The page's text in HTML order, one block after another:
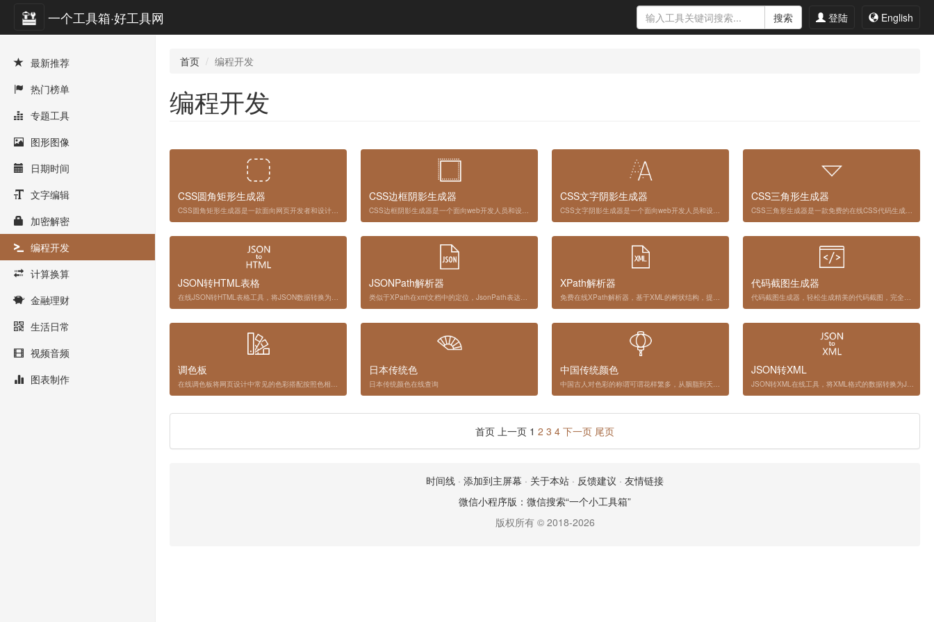
一个工具箱·好工具网 搜索 登陆 English
最新推荐
热门榜单
专题工具
图形图像
日期时间
文字编辑
加密解密
编程开发
计算换算
金融理财
生活日常
视频音频
图表制作
首页 编程开发
编程开发
CSS圆角矩形生成器
CSS圆角矩形生成器是一款面向网页开发者和设计师的CSS代码生成工具，旨在通过纯CSS实现自定义圆角效果。该工具简化了生成圆角矩形的过程，无需借助图像或复杂的JavaScript，同时提供了一个直观的界面，可根据您的需求定制CSS圆角样式。
CSS边框阴影生成器
CSS边框阴影生成器是一个面向web开发人员和设计师的在线CSS代码生成工具，简化了创建CSS边框阴影效果的过程。它提供了一个图形界面来自定义边框阴影属性，并允许您直观地调整阴影设置，生成相应的CSS代码。
CSS文字阴影生成器
CSS文字阴影生成器是一个面向web开发人员和设计师的在线CSS代码生成工具，简化了创建CSS文本阴影效果的过程。它提供了一个图形界面来自定义CSS文本阴影属性，并允许您直观地调整阴影设置，立即生成相应的CSS代码。
CSS三角形生成器
CSS三角形生成器是一款免费的在线CSS代码生成工具，旨在帮助Web开发人员和设计师使用纯CSS创建自定义三角形。它简化了生成三角形的流程，无需借助图像或复杂的JavaScript，并提供了一个直观的界面，可根据您的需求定制CSS三角形。
JSON转HTML表格
在线JSON转HTML表格工具，将JSON数据转换为HTML表格（Table）格式，支持通过URL加载远程JSON数据。
JSONPath解析器
类似于XPath在xml文档中的定位，JsonPath表达式通常是用来路径检索或设置Json的。JsonPath是一种简单的方法来提取给定JSON文档的部分内容。 JsonPath有许多编程语言，如Javascript，Python和PHP，Java。JsonPath提供的json解析非常强大，它提供了类似正则表达式的语法，基本上可以满足所有你想要获得的json内容。
XPath解析器
免费在线XPath解析器，基于XML的树状结构，提供在数据结构树中找寻节点的能力
代码截图生成器
代码截图生成器，轻松生成精美的代码截图，完全在线生成，无需 PS 设计软件，傻瓜式编辑功能，也能把枯燥冷冰冰的代码瞬间变成好看有趣的屏幕截图，随时分享到你的微博、朋友圈等等社交软件，这款代码截图生成器，非常值得你使用。
调色板
在线调色板将网页设计中常见的色彩搭配按照色相的顺序归类，搭配起来就会得到千变万化的感觉。
日本传统色
日本传统颜色在线查询
中国传统颜色
中国古人对色彩的称谓可谓花样繁多，从胭脂到天青，从粉红到黛绿，每一个颜色名称都凝结着古人的智慧以及对生活，对大自然的热爱。 古代的文人士大夫生活，吟诗，作画，品茶，饮酒，下棋，总喜弄风雅。就连颜色的称谓都很有意境。我们常常可以在书中看到什么黛色，什么天际已是鱼肚白，什么妃色，丹色，什么开到荼靡，荼白。但是你知道它们具体的颜色吗？
JSON转XML
JSON转XML在线工具，将XML格式的数据转换为JSON格式，支持通过URL加载远程JSON数据。
首页 上一页 1 2 3 4 下一页 尾页
时间线 · 添加到主屏幕 · 关于本站 · 反馈建议 · 友情链接
微信小程序版：微信搜索“一个小工具箱”
版权所有 © 2018-2026